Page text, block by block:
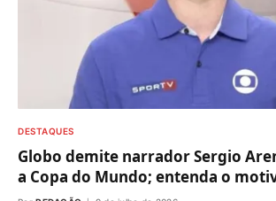
DESTAQUES
Globo demite narrador Sergio
a Copa do Mundo; entenda o